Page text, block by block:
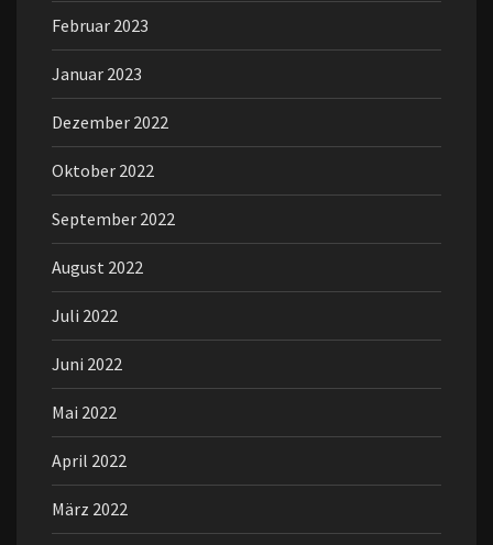
Februar 2023
Januar 2023
Dezember 2022
Oktober 2022
September 2022
August 2022
Juli 2022
Juni 2022
Mai 2022
April 2022
März 2022